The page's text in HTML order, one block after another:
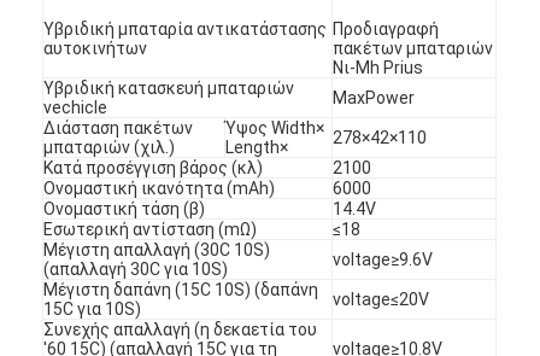
Υβριδική μπαταρία αντικατάστασης
αυτοκινήτων
Προδιαγραφή
πακέτων μπαταριών
Νι-Mh Prius
Υβριδική κατασκευή μπαταριών
vechicle
MaxPower
Διάσταση πακέτων
μπαταριών (χιλ.)
Ύψος Width×
Length×
278×42×110
Κατά προσέγγιση βάρος (κλ)
2100
Ονομαστική ικανότητα (mAh)
6000
Ονομαστική τάση (β)
14.4V
Εσωτερική αντίσταση (mΩ)
≤18
Μέγιστη απαλλαγή (30C 10S)
(απαλλαγή 30C για 10S)
voltage≥9.6V
Μέγιστη δαπάνη (15C 10S) (δαπάνη
15C για 10S)
voltage≤20V
Συνεχής απαλλαγή (η δεκαετία του
'60 15C) (απαλλαγή 15C για τη
voltage≥10.8V